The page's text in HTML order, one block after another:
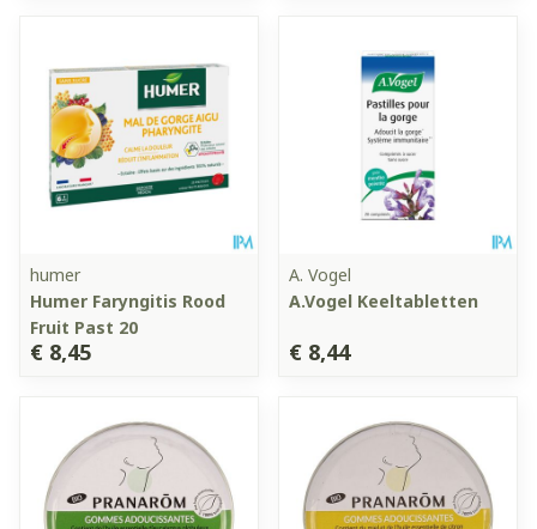
humer
Humer Faryngitis Rood
Fruit Past 20
€ 8,45
A. Vogel
A.Vogel Keeltabletten
€ 8,44